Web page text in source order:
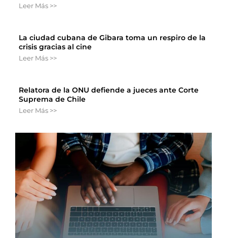
Leer Más >>
La ciudad cubana de Gibara toma un respiro de la
crisis gracias al cine
Leer Más >>
Relatora de la ONU defiende a jueces ante Corte
Suprema de Chile
Leer Más >>